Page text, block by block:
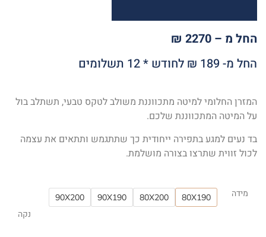
החל מ – 2270 ₪
החל מ- 189 ₪ לחודש * 12 תשלומים
המזרן החלומי למיטה מתכווננת משולב לטקס טבעי, תשתלב בול
על המיטה המתכווננת שלכם.
בד נעים למגע בתפירה ייחודית כך שתתגמש ותתאים את עצמה
לכול זווית שתרצו בצורה מושלמת.
מידה 80X190
80X200
90X190
90X200
נקה